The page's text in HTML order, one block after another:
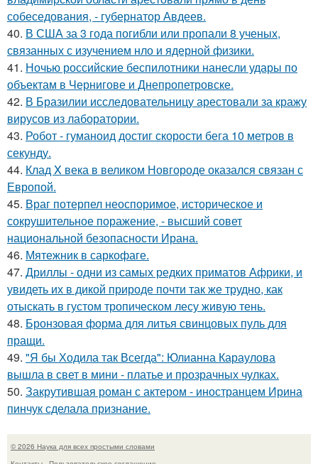
собеседования, - губернатор Авдеев.
40. В США за 3 года погибли или пропали 8 ученых,
связанных с изучением нло и ядерной физики.
41. Ночью российские беспилотники нанесли удары по
объектам в Чернигове и Днепропетровске.
42. В Бразилии исследовательницу арестовали за кражу
вирусов из лаборатории.
43. Робот - гуманоид достиг скорости бега 10 метров в
секунду.
44. Клад X века в великом Новгороде оказался связан с
Европой.
45. Враг потерпел неоспоримое, историческое и
сокрушительное поражение, - высший совет
национальной безопасности Ирана.
46. Мятежник в саркофаге.
47. Дриллы - одни из самых редких приматов Африки, и
увидеть их в дикой природе почти так же трудно, как
отыскать в густом тропическом лесу живую тень.
48. Бронзовая форма для литья свинцовых пуль для
пращи.
49. "Я бы Ходила так Всегда": Юлианна Караулова
вышла в свет в мини - платье и прозрачных чулках.
50. Закрутившая роман с актером - иностранцем Ирина
пинчук сделала признание.
© 2026 Наука для всех простыми словами